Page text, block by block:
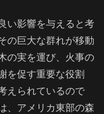
い影響を与えると考
の巨大な群れが移動
の実を運び、火事の
を促す重要な役割
えられているので
、アメリカ東部の森